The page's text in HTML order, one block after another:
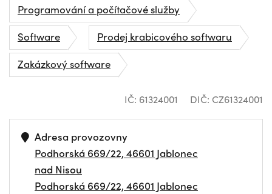
Programování a počítačové služby
Software
Prodej krabicového softwaru
Zakázkový software
IČ: 61324001 DIČ: CZ61324001
Adresa provozovny
Podhorská 669/22, 46601 Jablonec
nad Nisou
Podhorská 669/22, 46601 Jablonec